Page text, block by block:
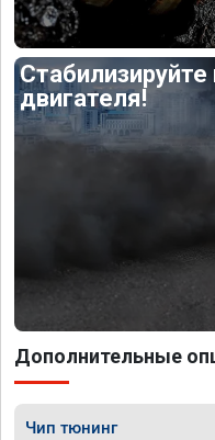
двигателя!
Дополнительные
Чип тюнинг